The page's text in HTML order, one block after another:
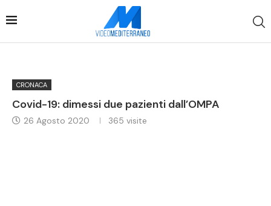
CRONACA
Covid-19: dimessi due pazienti dall’OMPA
26 Agosto 2020 365 visite